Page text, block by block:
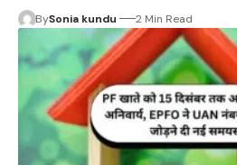
BySonia kundu 2 Min Read